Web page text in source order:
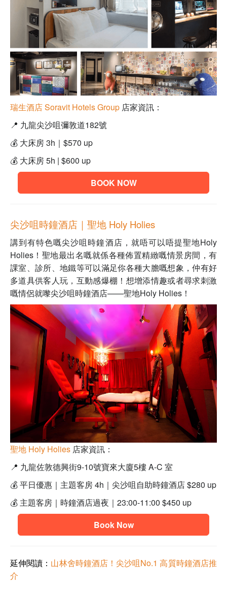
瑞生酒店 Soravit Hotels Group 店家資訊：
📍 九龍尖沙咀彌敦道182號
💰 大床房 3h ｜ $570 up
💰 大床房 5h | $600 up
BOOK NOW
尖沙咀時鐘酒店｜聖地 Holy Holies
講到有特色嘅尖沙咀時鐘酒店，就唔可以唔提聖地Holy
Holies！聖地最出名嘅就係各種佈置精緻嘅情景房間，有
課室、診所、地鐵等可以滿足你各種大膽嘅想象，仲有好
多道具供客人玩，互動感爆棚！想增添情趣或者尋求刺激
嘅情侶就嚟尖沙咀時鐘酒店——聖地Holy Holies！
聖地 Holy Holies 店家資訊：
📍 九龍佐敦德興街9-10號寶來大廈5樓 A-C 室
💰平日優惠｜主題客房 4h｜尖沙咀自助時鐘酒店 $280 up
💰 主題客房｜時鐘酒店過夜｜23:00-11:00 $450 up
Book Now
延伸閱讀： 山林舍時鐘酒店！尖沙咀No.1 高質時鐘酒店推
介